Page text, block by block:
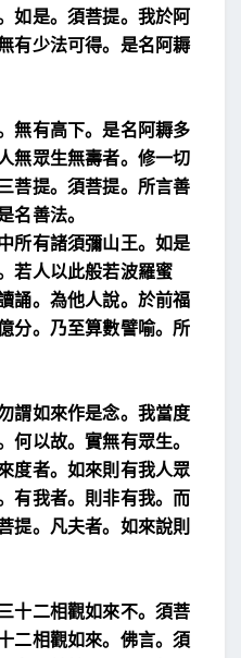
如是。須菩提。我於阿
有少法可得。是名阿耨
無有高下。是名阿耨多
無眾生無壽者。修一切
菩提。須菩提。所言善
名善法。
所有諸須彌山王。如是
若人以此般若波羅蜜
誦。為他人說。於前福
分。乃至算數譬喻。所
謂如來作是念。我當度
何以故。實無有眾生。
度者。如來則有我人眾
有我者。則非有我。 而
提。凡夫者。如來說則
十二相觀如來不。須菩
二相觀如來。 佛言。須